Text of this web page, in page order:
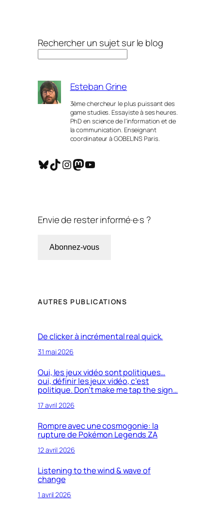
Rechercher un sujet sur le blog
Esteban Grine
3ème chercheur le plus puissant des
game studies. Essayiste à ses heures.
PhD en science de l’information et de
la communication. Enseignant
coordinateur à GOBELINS Paris.
Bluesky TikTok InstagramMastodon YouTube
Envie de rester informé·e·s ?
Abonnez-vous
AUTRES PUBLICATIONS
De clicker à incrémental real quick.
31 mai 2026
Oui, les jeux vidéo sont politiques…
oui, définir les jeux vidéo, c’est
politique. Don’t make me tap the sign…
17 avril 2026
Rompre avec une cosmogonie: la
rupture de Pokémon Legends ZA
12 avril 2026
Listening to the wind & wave of
change
1 avril 2026